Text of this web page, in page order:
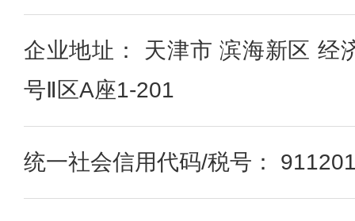
企业地址： 天津市 滨海新区 经
号Ⅱ区A座1-201
统一社会信用代码/税号：